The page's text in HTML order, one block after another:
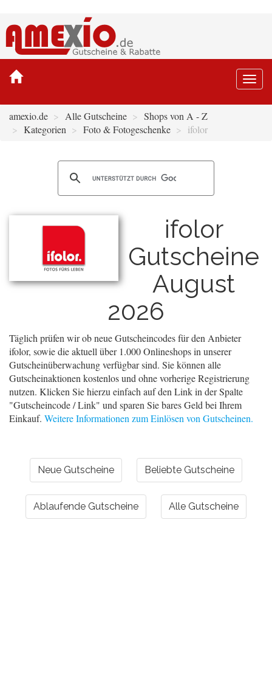
amexio.de Alle Gutscheine
Shops von A - Z
Kategorien
Foto & Fotogeschenke ifolor
ifolor
Gutscheine
August
2026
Täglich prüfen wir ob neue Gutscheincodes für den Anbieter
ifolor, sowie die aktuell über 1.000 Onlineshops in unserer
Gutscheinüberwachung verfügbar sind. Sie können alle
Gutscheinaktionen kostenlos und ohne vorherige Registrierung
nutzen. Klicken Sie hierzu einfach auf den Link in der Spalte
"Gutscheincode / Link" und sparen Sie bares Geld bei Ihrem
Einkauf. Weitere Informationen zum Einlösen von Gutscheinen.
Neue Gutscheine Beliebte Gutscheine
Ablaufende Gutscheine Alle Gutscheine